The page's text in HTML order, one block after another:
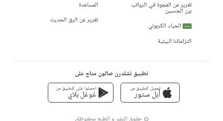
تقرير عن الفجوة في الرواتب
بين الجنسين
جديد
الحياد الكربوني
التزاماتنا البيئية
المساعدة
تقرير عن الرق الحديث
تطبيق تشلدرن صالون متاح على
تحميل التطبيق من
أبل ستور
احصلوا على التطبيق من
غوغل بلاي
© حقوق النشر و الطبع محفوظة،